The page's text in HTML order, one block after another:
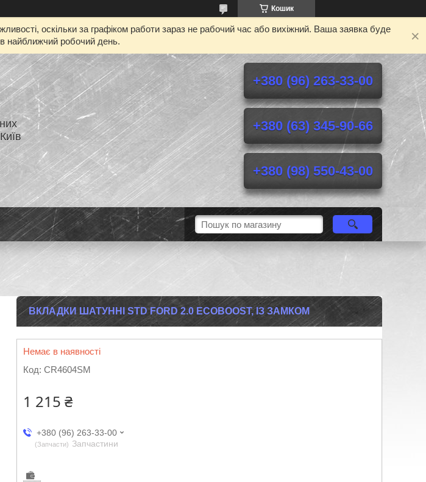
Кошик
оскільки за графіком работи зараз не рабочий час або вихіжний. Ваша заявка буде
найближчий робочий день.
+380 (96) 263-33-00
+380 (63) 345-90-66
+380 (98) 550-43-00
ВКЛАДКИ ШАТУННІ STD FORD 2.0 ECOBOOST, ІЗ ЗАМКОМ
Немає в наявності
Код: CR4604SM
1 215 ₴
+380 (96) 263-33-00
Запчасти Запчастини